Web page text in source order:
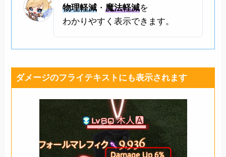
物理軽減・ 魔法軽減を
わかりやすく表示できます。
ダメージのフライテキストにも表示されます